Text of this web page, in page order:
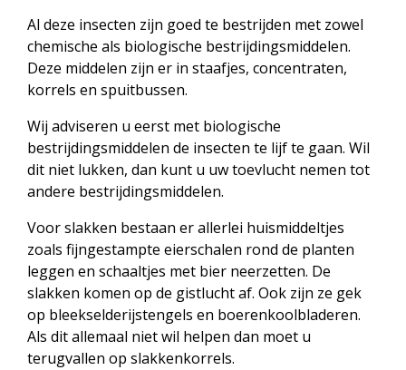
Al deze insecten zijn goed te bestrijden met zowel
chemische als biologische bestrijdingsmiddelen.
Deze middelen zijn er in staafjes, concentraten,
korrels en spuitbussen.
Wij adviseren u eerst met biologische
bestrijdingsmiddelen de insecten te lijf te gaan. Wil
dit niet lukken, dan kunt u uw toevlucht nemen tot
andere bestrijdingsmiddelen.
Voor slakken bestaan er allerlei huismiddeltjes
zoals fijngestampte eierschalen rond de planten
leggen en schaaltjes met bier neerzetten. De
slakken komen op de gistlucht af. Ook zijn ze gek
op bleekselderijstengels en boerenkoolbladeren.
Als dit allemaal niet wil helpen dan moet u
terugvallen op slakkenkorrels.